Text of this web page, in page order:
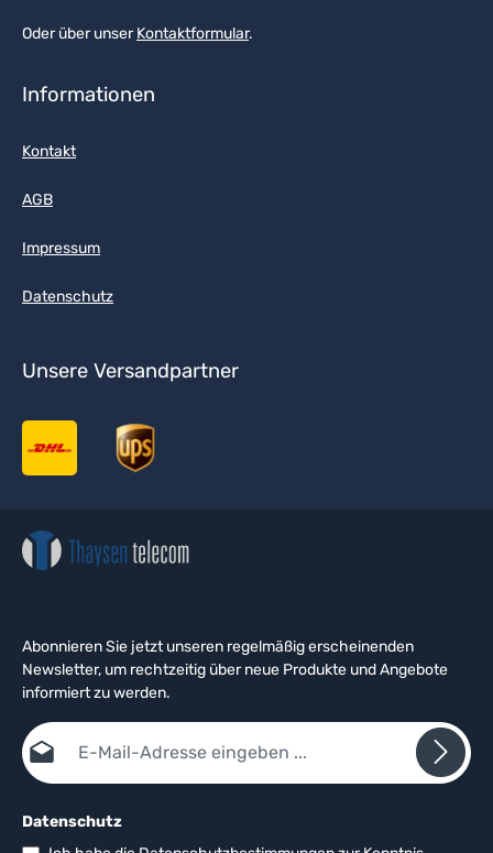
Oder über unserKontaktformular.
Informationen
Kontakt
AGB
Impressum
Datenschutz
Unsere Versandpartner
Abonnieren Sie jetzt unseren regelmäßig erscheinenden
Newsletter, um rechtzeitig über neue Produkte und Angebote
informiert zu werden.
E-Mail-Adresse*
Datenschutz